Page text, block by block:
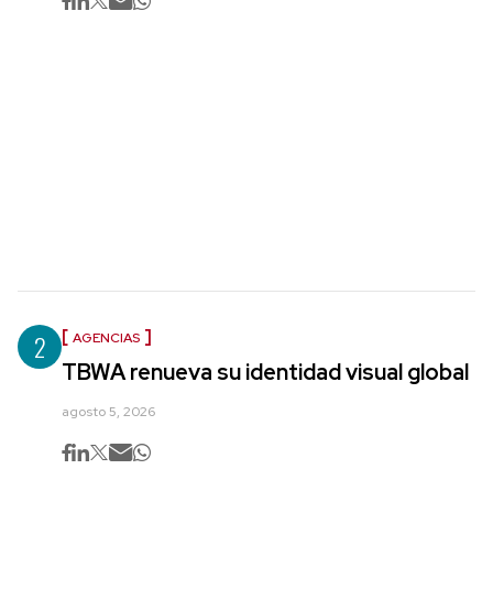
2 AGENCIAS
TBWA renueva su identidad visual global
agosto 5, 2026